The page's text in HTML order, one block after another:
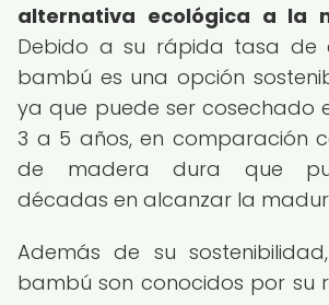
alternativa ecológica a la
Debido a su rápida tasa de
bambú es una opción
ya que puede ser cosechado
3 a 5 años, en comparación
de madera dura que
décadas en alcanzar la
Además de su
bambú son conocidos por su